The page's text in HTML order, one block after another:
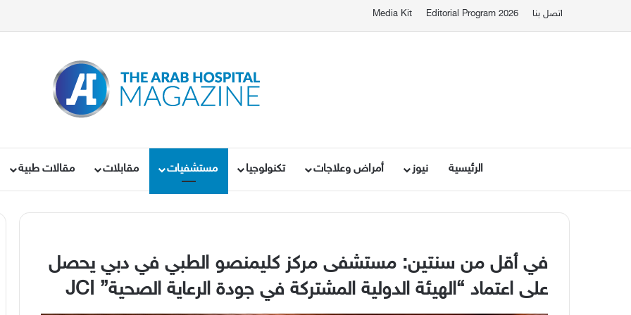
اتصل بنا Editorial Program 2026
Media Kit
الرئيسية نيوز أمراض وعلاجات تكنولوجيا مستشفيات مقابلات مقالات طبية
في أقل من سنتين: مستشفى مركز كليمنصو الطبي في دبي يحصل
على اعتماد “الهيئة الدولية المشتركة في جودة الرعاية الصحية” JCI